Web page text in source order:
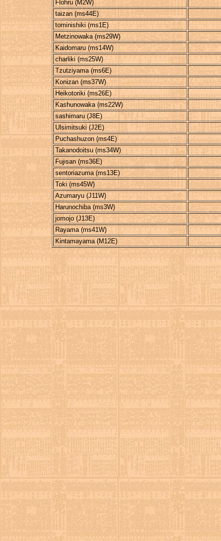
Flohru (M2W)
taizan (ms44E)
tominishiki (ms1E)
Metzinowaka (ms29W)
Kaidomaru (ms14W)
charliki (ms25W)
Tzutziyama (ms6E)
Konizan (ms37W)
Heikotoriki (ms26E)
Kashunowaka (ms22W)
sashimaru (J8E)
Ulsimitsuki (J2E)
Puchashuzon (ms4E)
Takanodoitsu (ms34W)
Fujisan (ms36E)
sentoriazuma (ms13E)
Toki (ms45W)
Azumaryu (J11W)
Harunochiba (ms3W)
jomojo (J13E)
Rayama (ms41W)
Kintamayama (M12E)